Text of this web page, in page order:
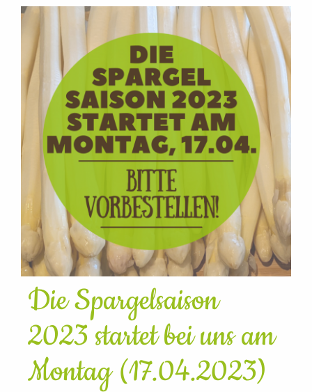
Die Spargelsaison
2023 startet bei uns am
Montag (17.04.2023)